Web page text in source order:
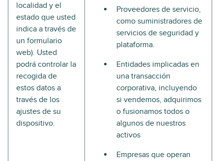
localidad y el
estado que usted
indica a través de
un formulario
web). Usted
podrá controlar la
recogida de
estos datos a
través de los
ajustes de su
dispositivo.
Proveedores de servicio,
como suministradores de
servicios de seguridad y
plataforma.
Entidades implicadas en
una transacción
corporativa, incluyendo
si vendemos, adquirimos
o fusionamos todos o
algunos de nuestros
activos
Empresas que operan